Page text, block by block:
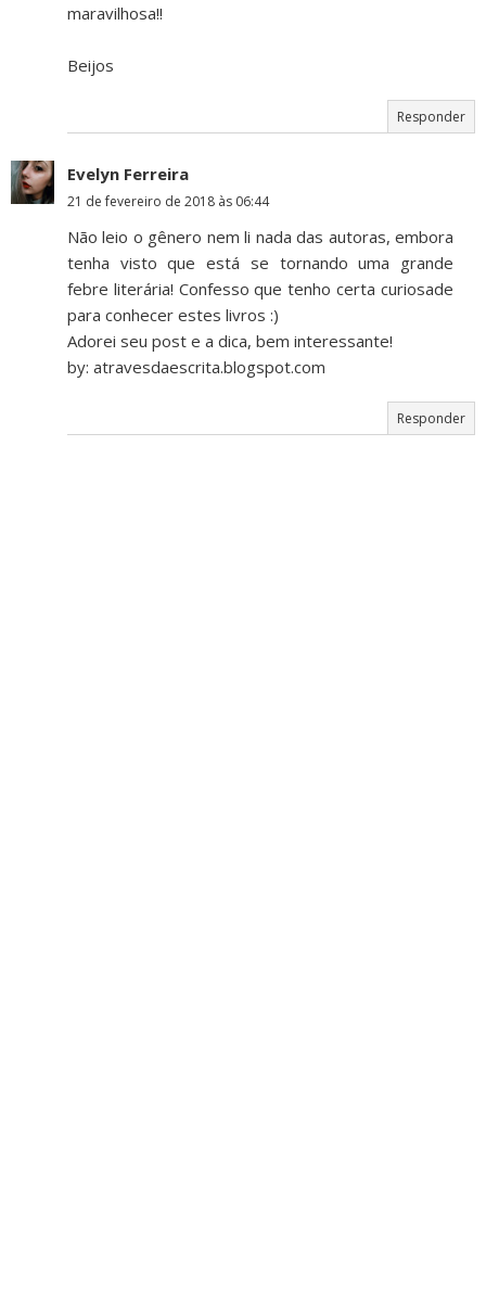
maravilhosa!!
Beijos
Responder
Evelyn Ferreira
21 de fevereiro de 2018 às 06:44
Não leio o gênero nem li nada das autoras, embora
tenha visto que está se tornando uma grande
febre literária! Confesso que tenho certa curiosade
para conhecer estes livros :)
Adorei seu post e a dica, bem interessante!
by: atravesdaescrita.blogspot.com
Responder